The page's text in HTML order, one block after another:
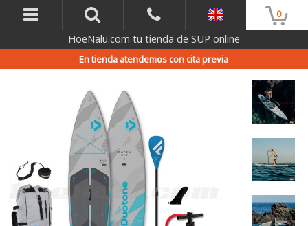
0
HoeNalu.com tu tienda de SUP online
En tienda atendemos con cita previa